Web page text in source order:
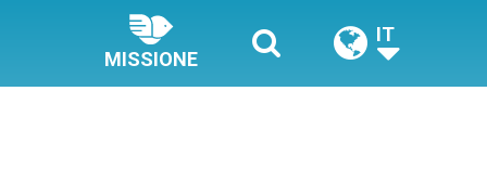
MISSIONE
IT